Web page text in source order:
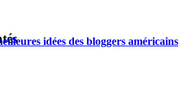
idées des bloggers américains